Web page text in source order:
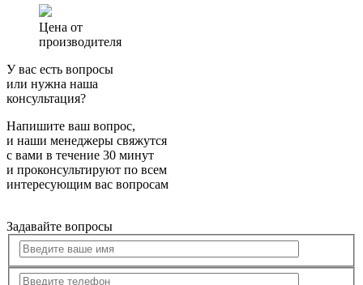
Цена от
производителя
У вас есть вопросы
или нужна наша
консультация?
Напишите ваш вопрос,
и наши менеджеры свяжутся
с вами в течение 30 минут
и проконсультируют по всем
интересующим вас вопросам
Задавайте вопросы